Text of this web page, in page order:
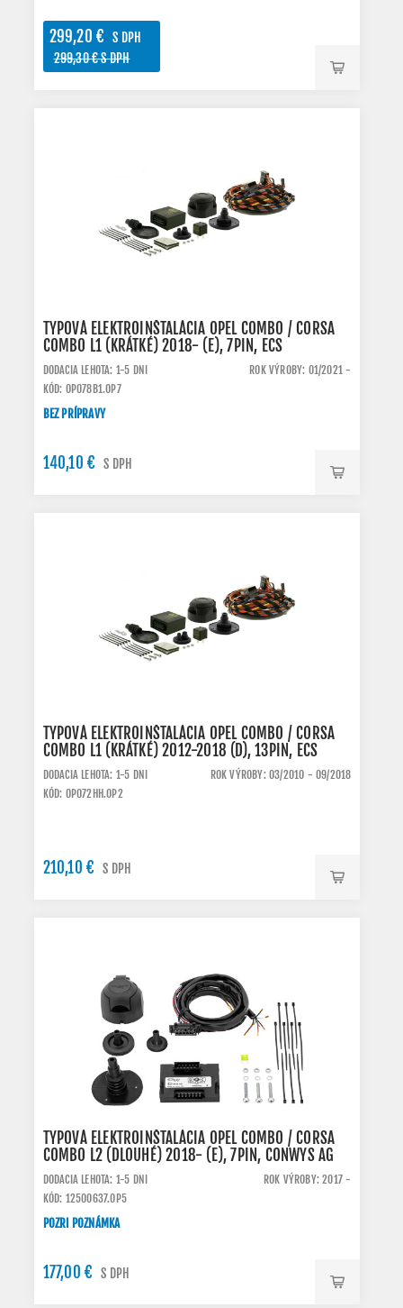
299,20 €
S DPH
299,30 € S DPH
TYPOVÁ ELEKTROINŠTALÁCIA OPEL COMBO / CORSA
COMBO L1 (KRÁTKÉ) 2018- (E), 7PIN, ECS
DODACIA LEHOTA: 1-5 DNI
ROK VÝROBY: 01/2021 -
KÓD: OP078B1.OP7
BEZ PRÍPRAVY
140,10 € S DPH
TYPOVÁ ELEKTROINŠTALÁCIA OPEL COMBO / CORSA
COMBO L1 (KRÁTKÉ) 2012-2018 (D), 13PIN, ECS
DODACIA LEHOTA: 1-5 DNI
ROK VÝROBY: 03/2010 - 09/2018
KÓD: OP072HH.OP2
210,10 € S DPH
TYPOVÁ ELEKTROINŠTALÁCIA OPEL COMBO / CORSA
COMBO L2 (DLOUHÉ) 2018- (E), 7PIN, CONWYS AG
DODACIA LEHOTA: 1-5 DNI
ROK VÝROBY: 2017 -
KÓD: 12500637.OP5
POZRI POZNÁMKA
177,00 € S DPH